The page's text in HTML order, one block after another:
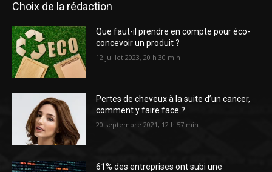
Choix de la rédaction
Que faut-il prendre en compte pour éco-
concevoir un produit ?
12 juillet 2023, 20 h 30 min
Pertes de cheveux à la suite d’un cancer,
comment y faire face ?
20 septembre 2021, 12 h 57 min
61% des entreprises ont subi une